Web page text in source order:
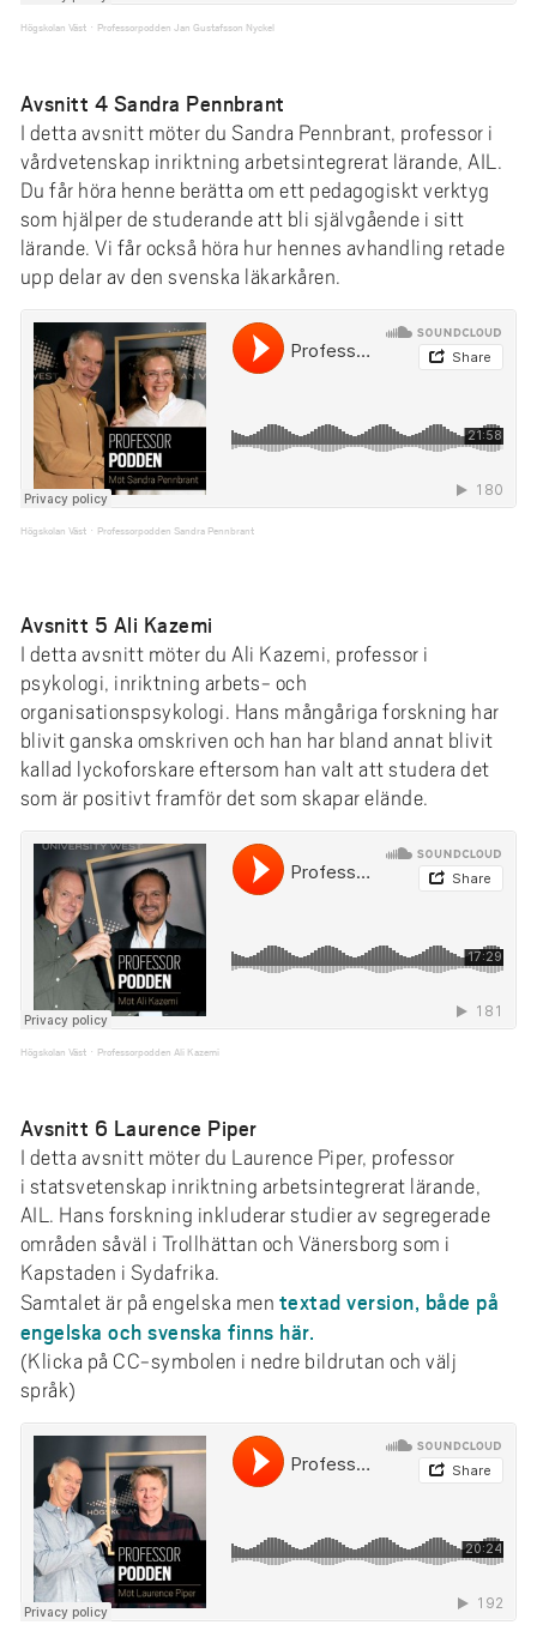
Högskolan Väst· Professorpodden Jan Gustafsson Nyckel
Avsnitt 4 Sandra Pennbrant
I detta avsnitt möter du Sandra Pennbrant, professor i
vårdvetenskap inriktning arbetsintegrerat lärande, AIL.
Du får höra henne berätta om ett pedagogiskt verktyg
som hjälper de studerande att bli självgående i sitt
lärande. Vi får också höra hur hennes avhandling retade
upp delar av den svenska läkarkåren.
Högskolan Väst· Professorpodden Sandra Pennbrant
Avsnitt 5 Ali Kazemi
I detta avsnitt möter du Ali Kazemi, professor i
psykologi, inriktning arbets- och
organisationspsykologi. Hans mångåriga forskning har
blivit ganska omskriven och han har bland annat blivit
kallad lyckoforskare eftersom han valt att studera det
som är positivt framför det som skapar elände.
Högskolan Väst· Professorpodden Ali Kazemi
Avsnitt 6 Laurence Piper
I detta avsnitt möter du Laurence Piper, professor
i statsvetenskap inriktning arbetsintegrerat lärande,
AIL. Hans forskning inkluderar studier av segregerade
områden såväl i Trollhättan och Vänersborg som i
Kapstaden i Sydafrika.
Samtalet är på engelska men textad version, både på
engelska och svenska finns här.
(Klicka på CC-symbolen i nedre bildrutan och välj
språk)